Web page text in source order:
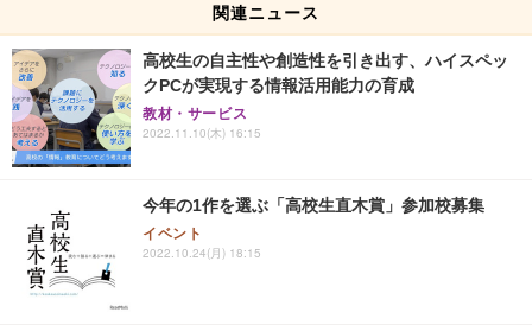
関連ニュース
高校生の自主性や創造性を引き出す、ハイスペッ
クPCが実現する情報活用能力の育成
教材・サービス
2022.11.10(木) 16:15
今年の1作を選ぶ「高校生直木賞」参加校募集
イベント
2022.10.24(月) 18:15